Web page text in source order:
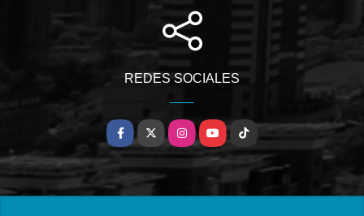
REDES SOCIALES
Facebook
X InstagramYouTubeTikTok